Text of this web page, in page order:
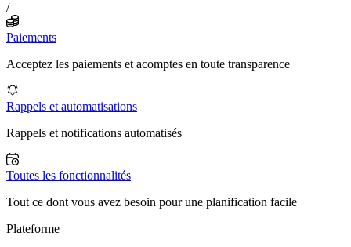
/
Paiements
Acceptez les paiements et acomptes en toute transparence
Rappels et automatisations
Rappels et notifications automatisés
Toutes les fonctionnalités
Tout ce dont vous avez besoin pour une planification facile
Plateforme